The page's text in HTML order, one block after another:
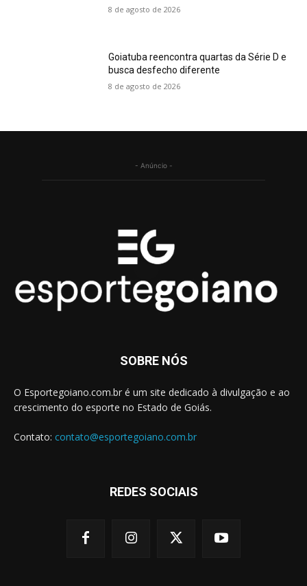
8 de agosto de 2026
Goiatuba reencontra quartas da Série D e
busca desfecho diferente
8 de agosto de 2026
- Anúncio -
SOBRE NÓS
O Esportegoiano.com.br é um site dedicado à divulgação e ao
crescimento do esporte no Estado de Goiás.
Contato: contato@esportegoiano.com.br
REDES SOCIAIS